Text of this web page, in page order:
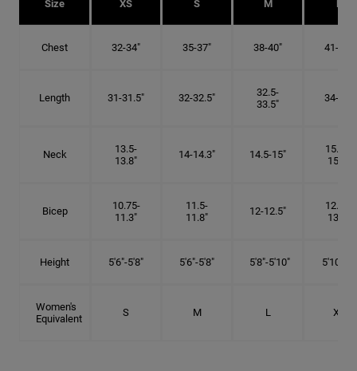
Size XS S M L
Chest 32-34" 35-37" 38-40" 41-43"
Length 31-31.5" 32-32.5"
32.5-
33.5"
34-35"
Neck
13.5-
13.8"
14-14.3" 14.5-15"
15.25-
15.5"
Bicep
10.75-
11.3"
11.5-
11.8"
12-12.5"
12.75-
13.3"
Height 5'6"-5'8" 5'6"-5'8" 5'8"-5'10" 5'10"- 6'
Women's
Equivalent
S M L XL